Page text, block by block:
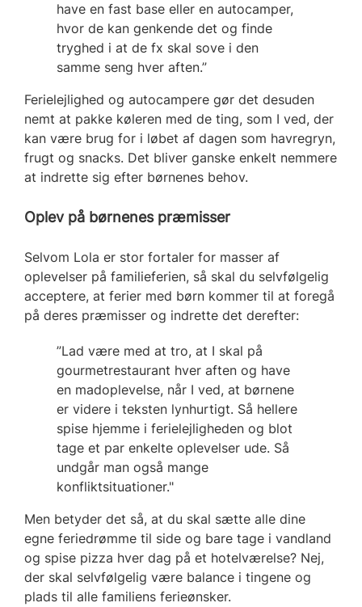
have en fast base eller en autocamper,
hvor de kan genkende det og finde
tryghed i at de fx skal sove i den
samme seng hver aften.”
Ferielejlighed og autocampere gør det desuden
nemt at pakke køleren med de ting, som I ved, der
kan være brug for i løbet af dagen som havregryn,
frugt og snacks. Det bliver ganske enkelt nemmere
at indrette sig efter børnenes behov.
Oplev på børnenes præmisser
Selvom Lola er stor fortaler for masser af
oplevelser på familieferien, så skal du selvfølgelig
acceptere, at ferier med børn kommer til at foregå
på deres præmisser og indrette det derefter:
”Lad være med at tro, at I skal på
gourmetrestaurant hver aften og have
en madoplevelse, når I ved, at børnene
er videre i teksten lynhurtigt. Så hellere
spise hjemme i ferielejligheden og blot
tage et par enkelte oplevelser ude. Så
undgår man også mange
konfliktsituationer."
Men betyder det så, at du skal sætte alle dine
egne feriedrømme til side og bare tage i vandland
og spise pizza hver dag på et hotelværelse? Nej,
der skal selvfølgelig være balance i tingene og
plads til alle familiens ferieønsker.